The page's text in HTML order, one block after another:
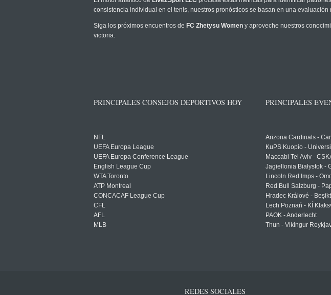
consistencia individual en el tenis, nuestros pronósticos se basan en una
Siga los próximos encuentros de FC Zhetysu Women y aproveche nuestros
victoria.
PRINCIPALES CONSEJOS DEPORTIVOS HOY
NFL
UEFA Europa League
UEFA Europa Conference League
English League Cup
WTA Toronto
ATP Montreal
CONCACAF League Cup
CFL
AFL
MLB
PRINCIPALES
Arizona Cardinals -
KuPS Kuopio -
Maccabi Tel Aviv -
Jagiellonia Białystok -
Lincoln Red Imps -
Red Bull Salzburg -
Hradec Králové -
Lech Poznań - KÍ
PAOK - Anderlecht
Thun - Vikingur
REDES SOCIALES